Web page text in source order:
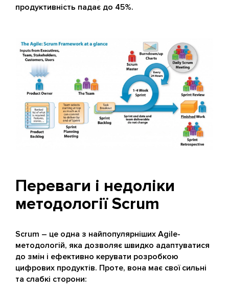
продуктивність падає до 45%.
Переваги і недоліки
методології Scrum
Scrum – це одна з найпопулярніших Agile-
методологій, яка дозволяє швидко адаптуватися
до змін і ефективно керувати розробкою
цифрових продуктів. Проте, вона має свої сильні
та слабкі сторони: